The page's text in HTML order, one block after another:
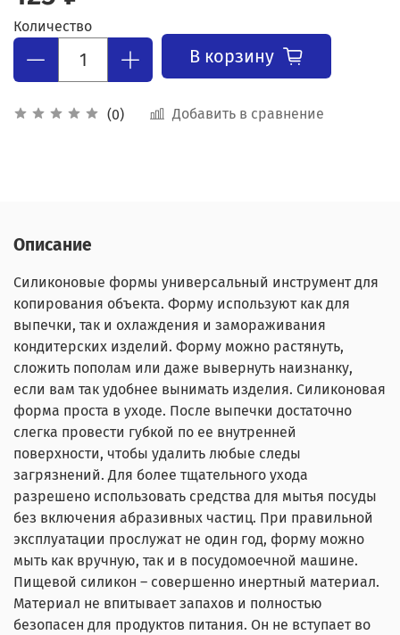
(0) Добавить в сравнение
Количество
В корзину
Описание
Силиконовые формы универсальный инструмент для
копирования объекта. Форму используют как для
выпечки, так и охлаждения и замораживания
кондитерских изделий. Форму можно растянуть,
сложить пополам или даже вывернуть наизнанку,
если вам так удобнее вынимать изделия. Силиконовая
форма проста в уходе. После выпечки достаточно
слегка провести губкой по ее внутренней
поверхности, чтобы удалить любые следы
загрязнений. Для более тщательного ухода
разрешено использовать средства для мытья посуды
без включения абразивных частиц. При правильной
эксплуатации прослужат не один год, форму можно
мыть как вручную, так и в посудомоечной машине.
Пищевой силикон – совершенно инертный материал.
Материал не впитывает запахов и полностью
безопасен для продуктов питания. Он не вступает во